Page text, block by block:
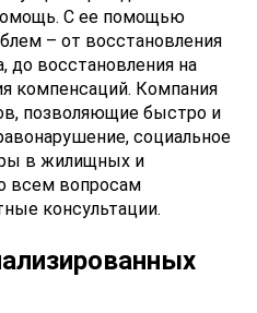
С ее помощью
– от восстановления
до восстановления на
компенсаций. Компания
позволяющие быстро и
социальное
в жилищных и
всем вопросам
консультации.